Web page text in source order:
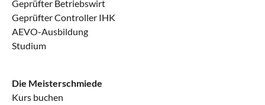
Geprüfter Betriebswirt
Geprüfter Controller IHK
AEVO-Ausbildung
Studium
Die Meisterschmiede
Kurs buchen